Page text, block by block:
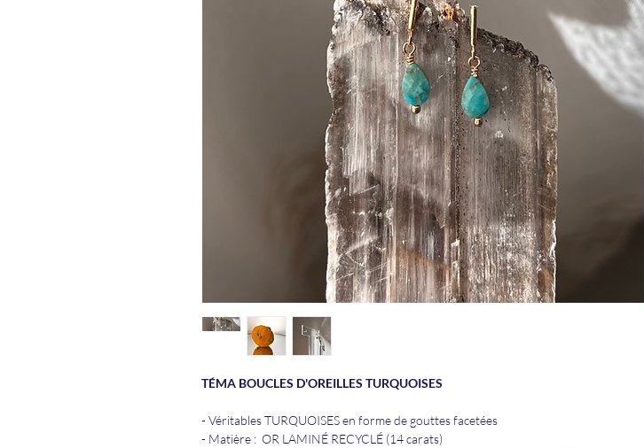
TÉMA BOUCLES D'OREILLES TURQUOISES
- Véritables TURQUOISES en forme de gouttes facetées
- Matière : OR LAMINÉ RECYCLÉ (14 carats)